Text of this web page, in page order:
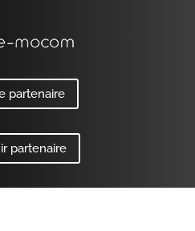
partenaire
partenaire